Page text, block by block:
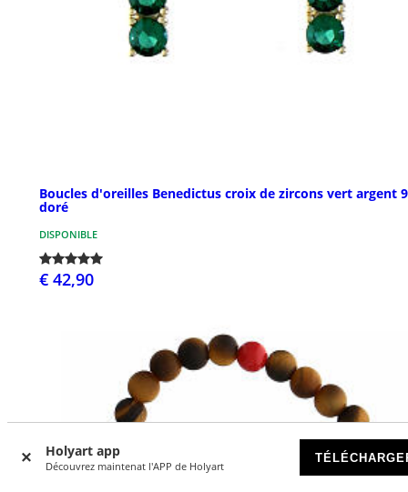
Holyart app
Découvrez maintenat l'APP de Holyart
Boucles d'oreilles Benedictus croix de zircons vert argent
doré
DISPONIBLE
€ 42,90